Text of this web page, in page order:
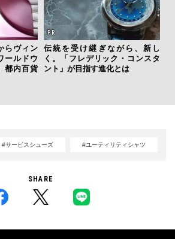
らヴィン
ールドウ
都内百貨
伝統を受け継ぎながら、新し
く。「フレデリック・コンスタ
ント」が目指す進化とは
#サービスシューズ #ユーティリティシャツ
SHARE